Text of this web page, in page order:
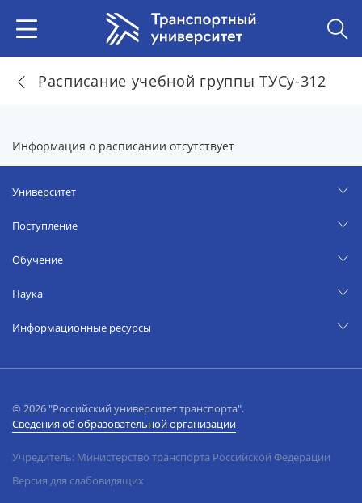
Расписание учебной группы ТУСу-312
Информация о расписании отсутствует
Университет
Поступление
Обучение
Наука
Информационные ресурсы
© 2026 "Российский университет транспорта".
Сведения об образовательной организации
Учредитель: Министерство транспорта Российской Федерации
Версия для слабовидящих